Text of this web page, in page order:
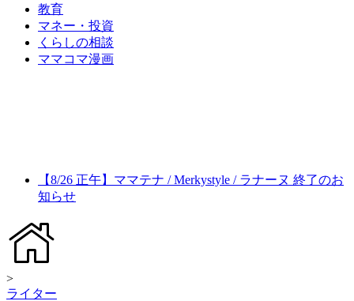
教育
マネー・投資
くらしの相談
ママコマ漫画
【8/26 正午】ママテナ / Merkystyle / ラナーヌ 終了のお
知らせ
>
ライター